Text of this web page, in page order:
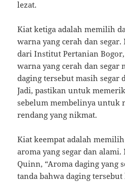
lezat.
Kiat ketiga adalah memilih
warna yang cerah dan
dari Institut Pertanian
warna yang cerah dan segar
daging tersebut masih segar
Jadi, pastikan untuk
sebelum membelinya untuk
rendang yang nikmat.
Kiat keempat adalah
aroma yang segar dan
Quinn, “Aroma daging yang
tanda bahwa daging